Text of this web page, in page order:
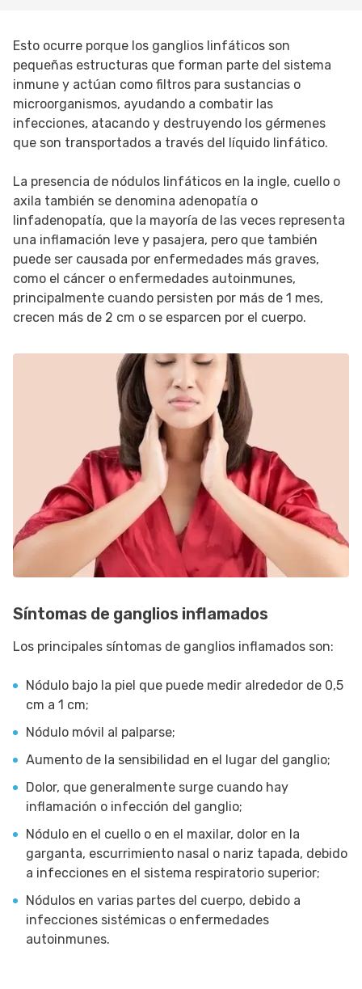
Esto ocurre porque los ganglios linfáticos son
pequeñas estructuras que forman parte del sistema
inmune y actúan como filtros para sustancias o
microorganismos, ayudando a combatir las
infecciones, atacando y destruyendo los gérmenes
que son transportados a través del líquido linfático.
La presencia de nódulos linfáticos en la ingle, cuello o
axila también se denomina adenopatía o
linfadenopatía, que la mayoría de las veces representa
una inflamación leve y pasajera, pero que también
puede ser causada por enfermedades más graves,
como el cáncer o enfermedades autoinmunes,
principalmente cuando persisten por más de 1 mes,
crecen más de 2 cm o se esparcen por el cuerpo.
Síntomas de ganglios inflamados
Los principales síntomas de ganglios inflamados son:
Nódulo bajo la piel que puede medir alrededor de 0,5
cm a 1 cm;
Nódulo móvil al palparse;
Aumento de la sensibilidad en el lugar del ganglio;
Dolor, que generalmente surge cuando hay
inflamación o infección del ganglio;
Nódulo en el cuello o en el maxilar, dolor en la
garganta, escurrimiento nasal o nariz tapada, debido
a infecciones en el sistema respiratorio superior;
Nódulos en varias partes del cuerpo, debido a
infecciones sistémicas o enfermedades
autoinmunes.